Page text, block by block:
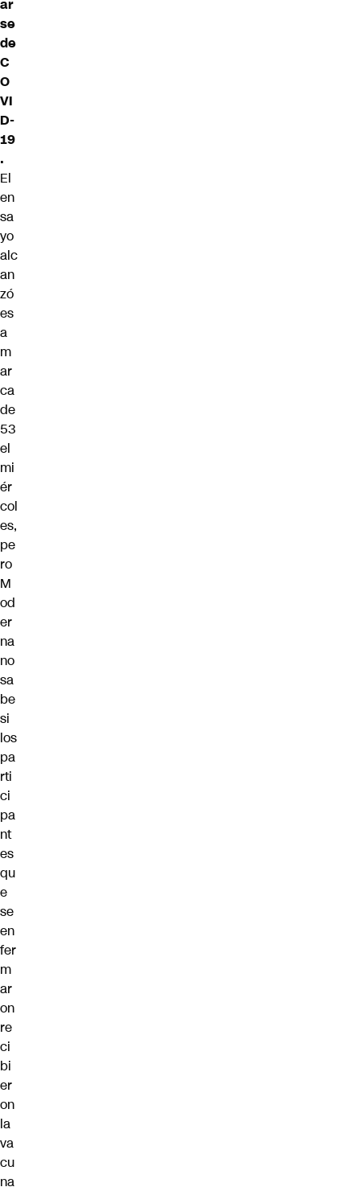
ar
se
de
C
O
VI
D-
19
.
El
en
sa
yo
alc
an
zó
es
a
m
ar
ca
de
53
el
mi
ér
col
es,
pe
ro
M
od
er
na
no
sa
be
si
los
pa
rti
ci
pa
nt
es
qu
e
se
en
fer
m
ar
on
re
ci
bi
er
on
la
va
cu
na